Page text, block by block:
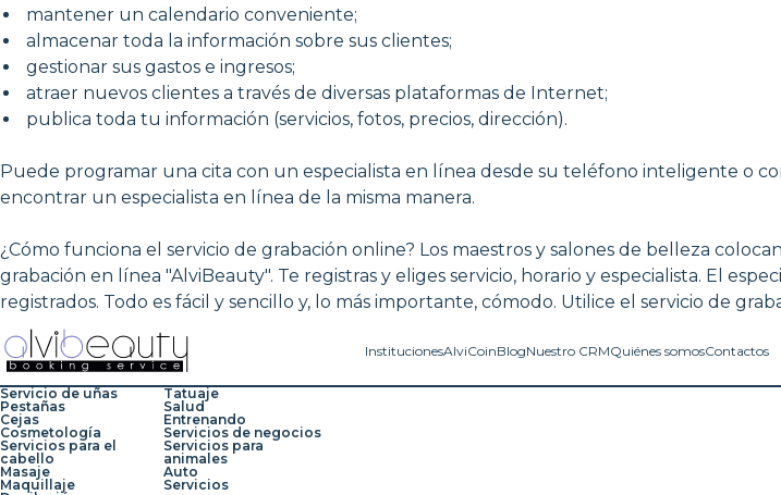
mantener un calendario conveniente;
almacenar toda la información sobre sus clientes;
gestionar sus gastos e ingresos;
atraer nuevos clientes a través de diversas plataformas de Internet;
publica toda tu información (servicios, fotos, precios, dirección).
Puede programar una cita con un especialista en línea desde su teléfono inteligente o
encontrar un especialista en línea de la misma manera.
¿Cómo funciona el servicio de grabación online? Los maestros y salones de belleza
grabación en línea "AlviBeauty". Te registras y eliges servicio, horario y especialista. El
registrados. Todo es fácil y sencillo y, lo más importante, cómodo. Utilice el servicio de
InstitucionesAlviCoinBlogNuestro CRMQuiénes somosContactos
Servicio de uñas
Pestañas
Cejas
Cosmetología
Servicios para el
cabello
Masaje
Maquillaje
Tatuaje
Salud
Entrenando
Servicios de negocios
Servicios para
animales
Auto
Servicios